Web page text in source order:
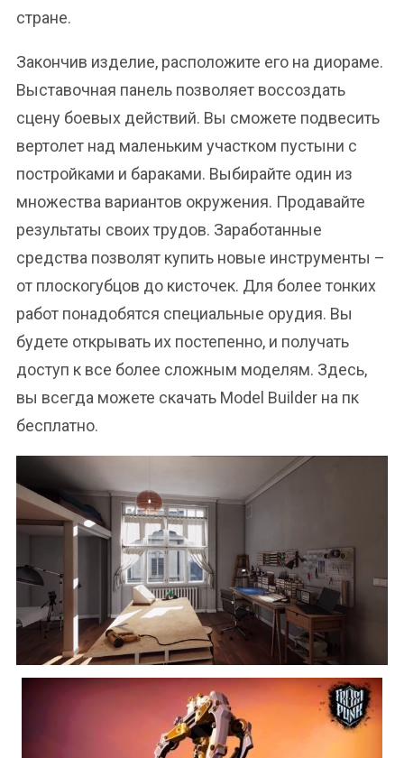
стране.
Закончив изделие, расположите его на диораме.
Выставочная панель позволяет воссоздать
сцену боевых действий. Вы сможете подвесить
вертолет над маленьким участком пустыни с
постройками и бараками. Выбирайте один из
множества вариантов окружения. Продавайте
результаты своих трудов. Заработанные
средства позволят купить новые инструменты –
от плоскогубцов до кисточек. Для более тонких
работ понадобятся специальные орудия. Вы
будете открывать их постепенно, и получать
доступ к все более сложным моделям. Здесь,
вы всегда можете скачать Model Builder на пк
бесплатно.